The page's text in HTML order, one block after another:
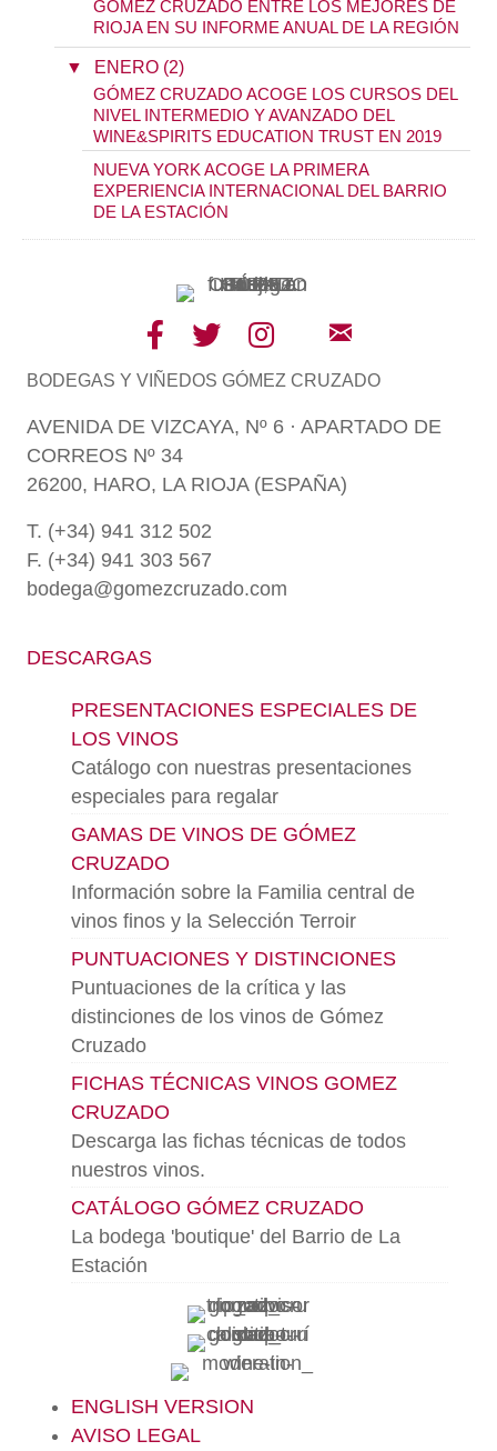
GÓMEZ CRUZADO ENTRE LOS MEJORES DE
RIOJA EN SU INFORME ANUAL DE LA REGIÓN
▼ ENERO (2)
GÓMEZ CRUZADO ACOGE LOS CURSOS DEL
NIVEL INTERMEDIO Y AVANZADO DEL
WINE&SPIRITS EDUCATION TRUST EN 2019
NUEVA YORK ACOGE LA PRIMERA
EXPERIENCIA INTERNACIONAL DEL BARRIO
DE LA ESTACIÓN
BODEGAS Y VIÑEDOS GÓMEZ CRUZADO
AVENIDA DE VIZCAYA, Nº 6 · APARTADO DE
CORREOS Nº 34
26200, HARO, LA RIOJA (ESPAÑA)
T. (+34) 941 312 502
F. (+34) 941 303 567
bodega@gomezcruzado.com
DESCARGAS
PRESENTACIONES ESPECIALES DE
LOS VINOS
Catálogo con nuestras presentaciones
especiales para regalar
GAMAS DE VINOS DE GÓMEZ
CRUZADO
Información sobre la Familia central de
vinos finos y la Selección Terroir
PUNTUACIONES Y DISTINCIONES
Puntuaciones de la crítica y las
distinciones de los vinos de Gómez
Cruzado
FICHAS TÉCNICAS VINOS GOMEZ
CRUZADO
Descarga las fichas técnicas de todos
nuestros vinos.
CATÁLOGO GÓMEZ CRUZADO
La bodega 'boutique' del Barrio de La
Estación
ENGLISH VERSION
AVISO LEGAL